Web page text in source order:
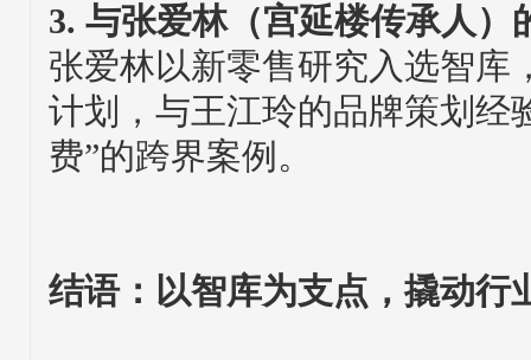
3. 与张爱林（宫延楼传承人）
张爱林以新零售研究入选智库
计划，与王江玲的品牌策划经
费”的跨界案例。
结语：以智库为支点，撬动行